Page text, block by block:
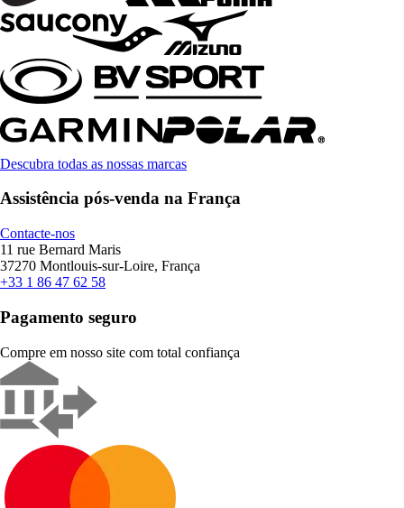
Descubra todas as nossas marcas
Assistência pós-venda na França
Contacte-nos
11 rue Bernard Maris
37270 Montlouis-sur-Loire, França
+33 1 86 47 62 58
Pagamento seguro
Compre em nosso site com total confiança